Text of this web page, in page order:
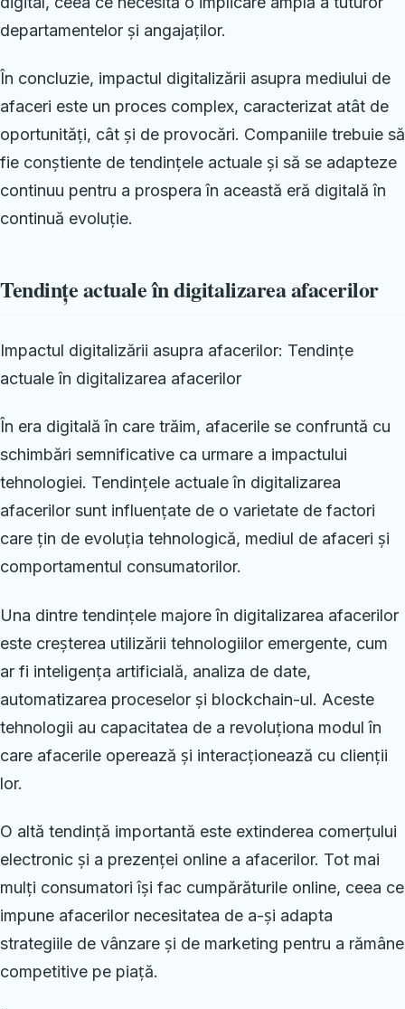
departamentelor și angajaților.
În concluzie, impactul digitalizării asupra mediului de
afaceri este un proces complex, caracterizat atât de
oportunități, cât și de provocări. Companiile trebuie să
fie conștiente de tendințele actuale și să se adapteze
continuu pentru a prospera în această eră digitală în
continuă evoluție.
Tendințe actuale în digitalizarea afacerilor
Impactul digitalizării asupra afacerilor: Tendințe
actuale în digitalizarea afacerilor
În era digitală în care trăim, afacerile se confruntă cu
schimbări semnificative ca urmare a impactului
tehnologiei. Tendințele actuale în digitalizarea
afacerilor sunt influențate de o varietate de factori
care țin de evoluția tehnologică, mediul de afaceri și
comportamentul consumatorilor.
Una dintre tendințele majore în digitalizarea afacerilor
este creșterea utilizării tehnologiilor emergente, cum
ar fi inteligența artificială, analiza de date,
automatizarea proceselor și blockchain-ul. Aceste
tehnologii au capacitatea de a revoluționa modul în
care afacerile operează și interacționează cu clienții
lor.
O altă tendință importantă este extinderea comerțului
electronic și a prezenței online a afacerilor. Tot mai
mulți consumatori își fac cumpărăturile online, ceea ce
impune afacerilor necesitatea de a-și adapta
strategiile de vânzare și de marketing pentru a rămâne
competitive pe piață.